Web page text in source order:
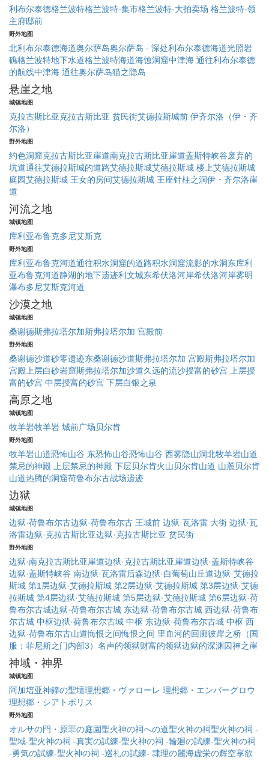
利布尔泰德格兰波特格兰波特-集市格兰波特-大拍卖场 格兰波特-领
主府邸前
野外地图
北利布尔泰德海道奥尔萨岛奥尔萨岛 - 深处利布尔泰德海道光照岩
礁格兰波特地下水道格兰波特海道海蚀洞窟中津海 通往利布尔泰德
的航线中津海 通往奥尔萨岛猫之隐岛
悬崖之地
城镇地图
克拉古斯比亚克拉古斯比亚 贫民街艾德拉斯城前 伊齐尔洛（伊・齐
尔洛）
野外地图
约色洞窟克拉古斯比亚崖道南克拉古斯比亚崖道盖斯特峡谷废弃的
坑道通往艾德拉斯城的道路艾德拉斯城艾德拉斯城 楼上艾德拉斯城
庭园艾德拉斯城 王女的房间艾德拉斯城 王座针柱之洞伊・齐尔洛崖
道
河流之地
城镇地图
库利亚布鲁克多尼艾斯克
野外地图
库利亚布鲁克河道通往积水洞窟的道路积水洞窟流影的水洞东库利
亚布鲁克河道静湖的地下遗迹利文城东希伏洛河岸希伏洛河岸雾明
瀑布多尼艾斯克河道
沙漠之地
城镇地图
桑谢德斯弗拉塔尔加斯弗拉塔尔加 宫殿前
野外地图
桑谢德沙道砂零遗迹东桑谢德沙道斯弗拉塔尔加 宫殿斯弗拉塔尔加
宫殿上层白砂岩窟斯弗拉塔尔加沙道久远的流沙授富的砂宫 上层授
富的砂宫 中层授富的砂宫 下层白银之泉
高原之地
城镇地图
牧羊岩牧羊岩 城前广场贝尔肯
野外地图
牧羊岩山道恐怖山谷 东恐怖山谷恐怖山谷 西雾隐山洞北牧羊岩山道
禁忌的神殿 上层禁忌的神殿 下层贝尔肯火山贝尔肯山道 山麓贝尔肯
山道热腾的洞窟荷鲁布尔古战场遗迹
边狱
城镇地图
边狱·荷鲁布尔古边狱·荷鲁布尔古 王城前 边狱·瓦洛雷 大街 边狱·瓦
洛雷边狱·克拉古斯比亚边狱·克拉古斯比亚 贫民街
野外地图
边狱·南克拉古斯比亚崖道边狱·克拉古斯比亚崖道边狱·盖斯特峡谷
边狱·盖斯特峡谷 南边狱·瓦洛雷后森边狱·白葡萄山丘道边狱·艾德拉
斯城 第1层边狱·艾德拉斯城 第2层边狱·艾德拉斯城 第3层边狱·艾德
拉斯城 第4层边狱·艾德拉斯城 第5层边狱·艾德拉斯城 第6层边狱·荷
鲁布尔古城边狱·荷鲁布尔古城 东边狱·荷鲁布尔古城 西边狱·荷鲁布
尔古城 中枢边狱·荷鲁布尔古城 中枢 东边狱·荷鲁布尔古城 中枢 西
边狱·荷鲁布尔古山道悔恨之间悔恨之间 里 血河的回廊彼岸之桥（国
服：菲尼斯之门内部3） 名声的领狱财富的领狱边狱的深渊囚神之崖
神域・神界
城镇地图
阿加培亚神鐘の聖壇理想郷・ヴァローレ 理想郷・エンバーグロウ
理想郷・シアトポリス
野外地图
オルサの門・原罪の庭園聖火神の祠への道聖火神の祠聖火神の祠 -
聖域-聖火神の祠 -真実の試練-聖火神の祠 -輪廻の試練-聖火神の祠
-勇気の試練-聖火神の祠 -巡礼の試練- 隷理の麗海虚栄の辉空享欲